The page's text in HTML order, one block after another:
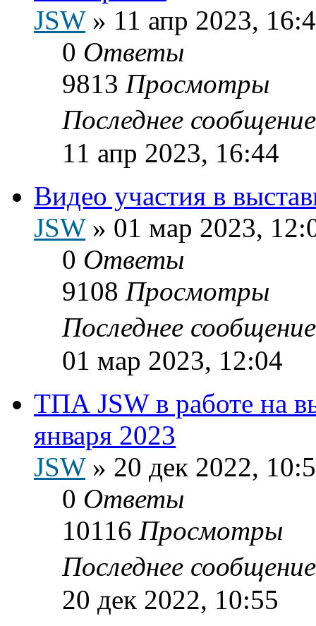
JSW» 11 апр 2023,
0 Ответы
9813 Просмотры
Последнее
11 апр 2023, 16:44
Видео участия в
JSW» 01 мар 2023,
0 Ответы
9108 Просмотры
Последнее
01 мар 2023, 12:04
ТПА JSW в работе на
января 2023
JSW» 20 дек 2022,
0 Ответы
10116 Просмотры
Последнее
20 дек 2022, 10:55